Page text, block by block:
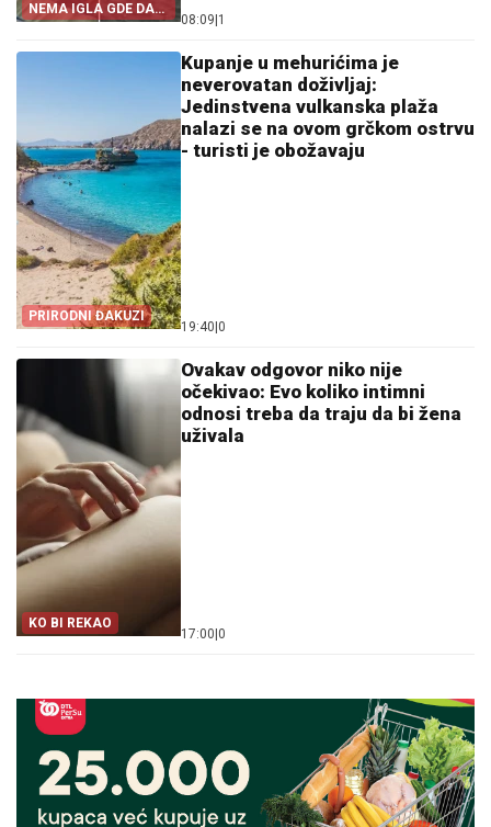
NEMA IGLA GDE DA
PADNE
08:09 1
PRIRODNI ĐAKUZI
Kupanje u mehurićima je
neverovatan doživljaj:
Jedinstvena vulkanska plaža
nalazi se na ovom grčkom ostrvu
- turisti je obožavaju
19:40 0
KO BI REKAO
Ovakav odgovor niko nije
očekivao: Evo koliko intimni
odnosi treba da traju da bi žena
uživala
17:00 0